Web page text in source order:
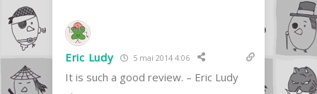
Eric Ludy 5 mai 2014 4:06
It is such a good review. – Eric Ludy